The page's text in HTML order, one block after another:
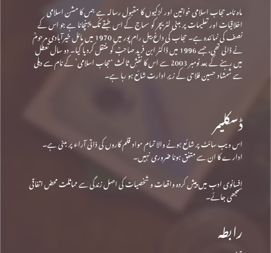
ماہ نامہ حجاب اسلامی خواتین اور لڑکیوں کا مقبول رسالہ ہے جس کا مشن اسلامی
اخلاقیات اور تعلیمات پر مبنی لٹریچر کو سماج کے اس طبقے تک پہنچانا ہے جو اس کے
نصف کی نمائندہ ہے۔ حجاب کی داغ بیل رام پور میں 1970 میں مائل خیرآبادی مرحومؒ
نے ڈالی تھی، جسے 1996 میں ڈاکٹر ابن فرید صاحبؒ کو منتقل کردیا گیا۔ دو سال تعطل
میں رہنے کے بعد نومبر 2003 سے اس کا نقشِ ثالث ‘حجاب اسلامی’ کے نام سے دہلی
سے شمشاد حسین فلاحی کے زیرِ ادارت شائع ہو رہا ہے۔
ڈسکلیمر
اس ویب سائٹ پر شائع ہونے والا تمام مواد قلم کاروں کی ذاتی آراء پر مبنی ہے۔
ادارے کا ان سے متفق ہونا ضروری نہیں۔
افسانوی ادب میں پیش کردہ واقعات و شخصیات کی اصل زندگی سے مماثلت محض اتفاقی
سمجھی جائے۔
رابطہ